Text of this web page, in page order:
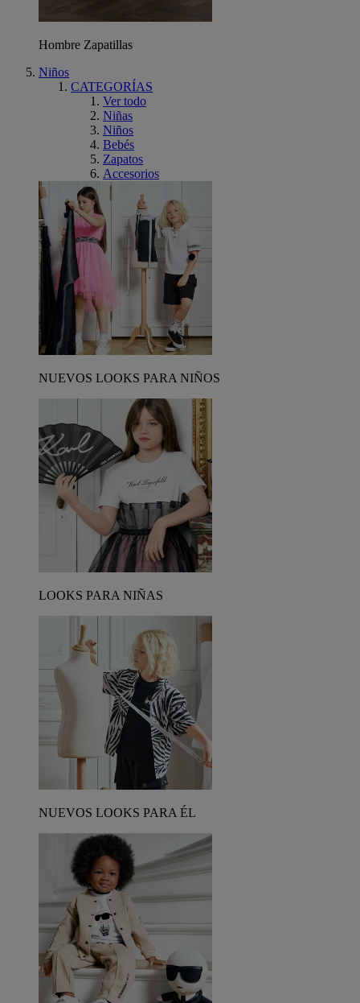
Hombre Zapatillas
Niños
CATEGORÍAS
Ver todo
Niñas
Niños
Bebés
Zapatos
Accesorios
NUEVOS LOOKS PARA NIÑOS
LOOKS PARA NIÑAS
NUEVOS LOOKS PARA ÉL